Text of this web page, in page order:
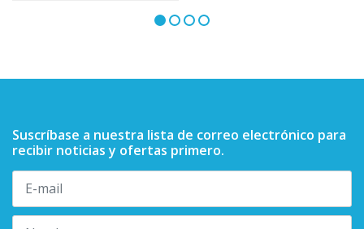
Suscríbase a nuestra lista de correo electrónico para
recibir noticias y ofertas primero.